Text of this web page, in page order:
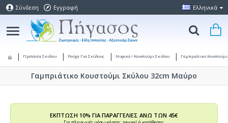
Σύνδεση Εγγραφή Ελληνικά
Προϊόντα Σκύλου Ρούχα Για Σκύλους Νυφικό / Κουστούμι Σκύλου Γαμπριάτικο
Γαμπριάτικο Κουστούμι Σκύλου 32cm Μαύρο
ΕΚΠΤΩΣΗ 10% ΓΙΑ ΠΑΡΑΓΓΕΛΙΕΣ ΑΝΩ ΤΩΝ 45€